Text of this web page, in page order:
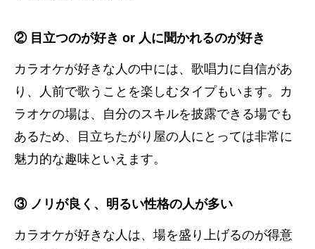
② 目立つのが好き or 人に聞かれるのが好き
カラオケが好きな人の中には、歌唱力に自信があ
り、人前で歌うことを楽しむタイプもいます。カ
ラオケの場は、自分のスキルを披露できる場でも
あるため、目立ちたがり屋の人にとっては非常に
魅力的な趣味といえます。
③ ノリが良く、明るい性格の人が多い
カラオケが好きな人は、場を盛り上げるのが得意